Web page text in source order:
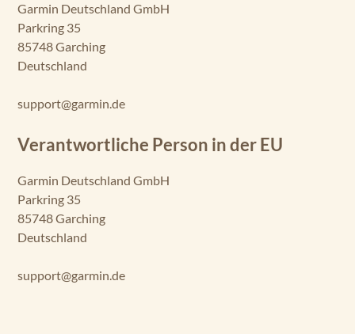
Garmin Deutschland GmbH
Parkring 35
85748 Garching
Deutschland
support@garmin.de
Verantwortliche Person in der EU
Garmin Deutschland GmbH
Parkring 35
85748 Garching
Deutschland
support@garmin.de